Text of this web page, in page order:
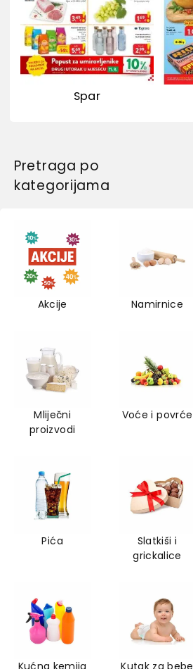
Spar
Pretraga po
kategorijama
Akcije Namirnice
Mliječni
proizvodi
Voće i povrće
Pića
Slatkiši i
grickalice